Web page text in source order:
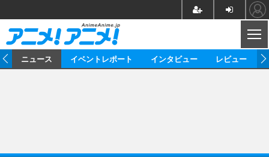
ニュース イベントレポート インタビュー レビュー